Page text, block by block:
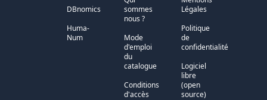
DBnomics
Huma-
Num
sommes
nous ?
Mode
d'emploi
du
catalogue
Conditions
d'accès
Légales
Politique
de
confidentialité
Logiciel
libre
(open
source)